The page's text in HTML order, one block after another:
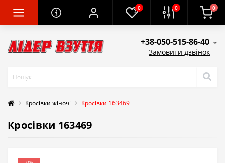
0 0 0
+38-050-515-86-40
Замовити дзвінок
Кросівки жіночі Кросівки 163469
Кросівки 163469